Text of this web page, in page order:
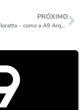
PRÓXIMO
Jardim de Floratta – como a A9 Arquitetura transformou uma fragrância em uma experiência de marca